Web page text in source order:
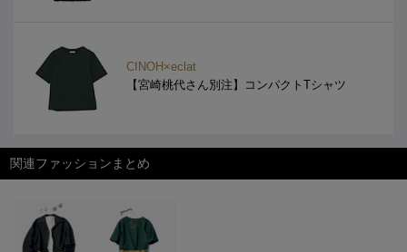
CINOH×eclat
【宮崎桃代さん別注】コンパクトTシャツ
関連ファッションまとめ